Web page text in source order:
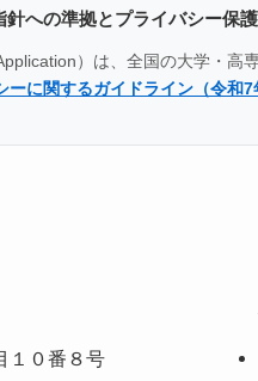
針への準拠とプライバシー保護
）は、全国の大学・高
に関するガイドライン（令和7
１０番８号